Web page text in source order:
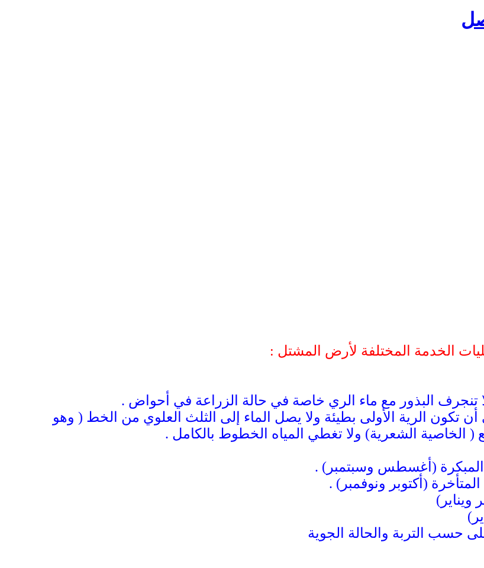
الخدمة المختلفة لأرض المشتل :
تنجرف البذور مع ماء الري خاصة في حالة الزراعة في أحواض .
تكون الرية الأولى بطيئة ولا يصل الماء إلى الثلث العلوي من الخط ( وهو
( الخاصية الشعرية) ولا تغطي المياه الخطوط بالكامل .